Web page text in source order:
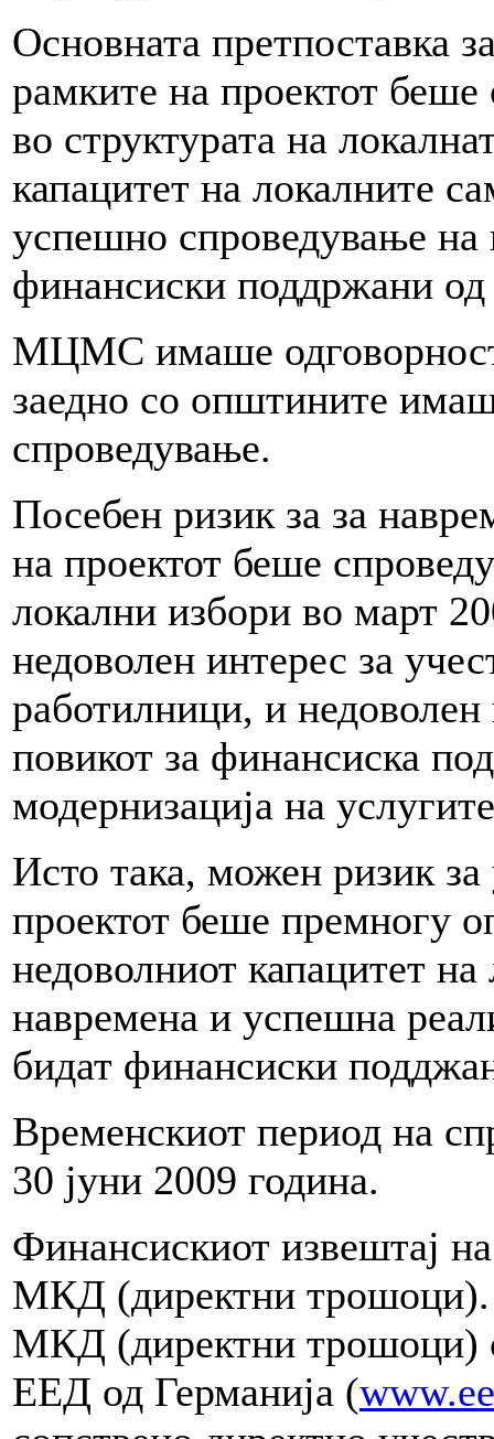
Основната претпоставка
рамките на проектот беше
во структурата на
капацитет на локалните
успешно спроведување на
финансиски поддржани
МЦМС имаше одговорност
заедно со општините
спроведување.
Посебен ризик за за
на проектот беше
локални избори во март
недоволен интерес за
работилници, и недоволен
повикот за финансиска
модернизација на
Исто така, можен ризик
проектот беше премногу
недоволниот капацитет
навремена и успешна
бидат финансиски
Временскиот период на
30 јуни 2009 година.
Финансискиот извештај
МКД (директни
МКД (директни трошоци)
ЕЕД од Германија (